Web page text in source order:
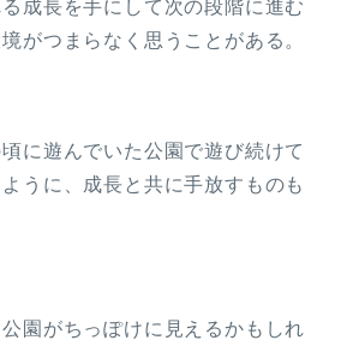
成長を手にして次の段階に進む
がつまらなく思うことがある。
に遊んでいた公園で遊び続けて
うに、成長と共に手放すものも
園がちっぽけに見えるかもしれ